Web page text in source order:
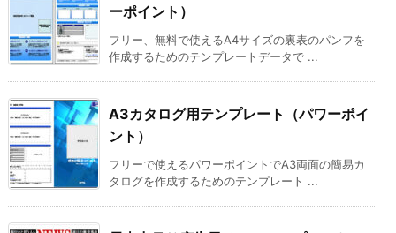
ーポイント）
フリー、無料で使えるA4サイズの裏表のパンフを
作成するためのテンプレートデータで ...
A3カタログ用テンプレート（パワーポイ
ント）
フリーで使えるパワーポイントでA3両面の簡易カ
タログを作成するためのテンプレート ...